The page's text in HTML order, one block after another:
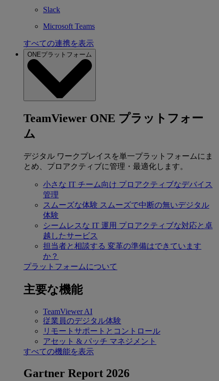
Slack
Microsoft Teams
すべての連携を表示
ONEプラットフォーム
TeamViewer ONE プラットフォー
ム
デジタル ワークプレイスを単一プラットフォームにま
とめ、プロアクティブに管理・最適化します。
小さな IT チーム向け プロアクティブなデバイス
管理
スムーズな体験 スムーズで中断の無いデジタル
体験
シームレスな IT 運用 プロアクティブな対応と卓
越したサービス
担当者と相談する 変革の準備はできています
か？
プラットフォームについて
主要な機能
TeamViewer AI
従業員のデジタル体験
リモートサポートとコントロール
アセット & パッチ マネジメント
すべての機能を表示
Gartner Report 2026